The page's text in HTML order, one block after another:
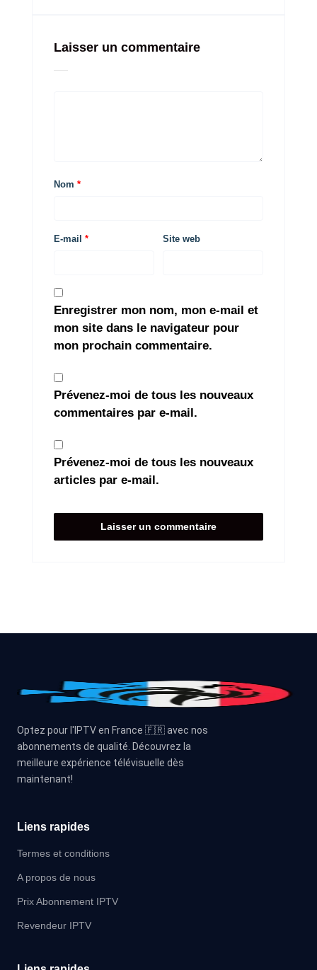
Laisser un commentaire
Nom *
E-mail * Site web
Enregistrer mon nom, mon e-mail et
mon site dans le navigateur pour
mon prochain commentaire.
Prévenez-moi de tous les nouveaux
commentaires par e-mail.
Prévenez-moi de tous les nouveaux
articles par e-mail.
Optez pour l'IPTV en France 🇫🇷 avec nos
abonnements de qualité. Découvrez la
meilleure expérience télévisuelle dès
maintenant!
Liens rapides
Termes et conditions
A propos de nous
Prix Abonnement IPTV
Revendeur IPTV